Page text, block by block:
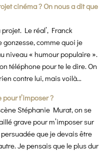
cinéma ? On nous a dit que
Le réal’, Franck
gonzesse, comme quoi je
niveau « humour populaire ».
téléphone pour te le dire. On
contre lui, mais voilà…
t’imposer ?
Stéphanie Murat, on se
grave pour m’imposer sur
que je devais être
Je pensais que le plus dur